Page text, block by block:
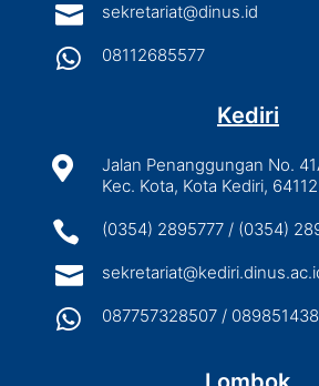
 sekretariat@dinus.id
 08112685577
Kediri

Jalan Penanggungan No.
Kec. Kota, Kota Kediri, 64112
 (0354) 2895777 / (0354)

 087757328507 /